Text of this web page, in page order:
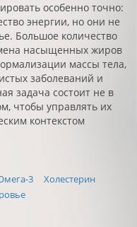
особенно точно:
энергии, но они не
Большое количество
насыщенных жиров
массы тела,
заболеваний и
задача состоит не в
чтобы управлять их
контекстом
3
Холестерин